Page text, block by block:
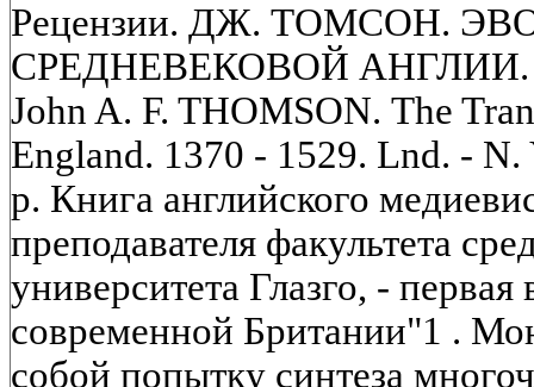
Рецензии. ДЖ. ТОМСОН.
СРЕДНЕВЕКОВОЙ АНГЛИИ.
John A. F. THOMSON. The
England. 1370 - 1529. Lnd. -
p. Книга английского
преподавателя факультета
университета Глазго, -
современной Британии"1 .
собой попытку синтеза